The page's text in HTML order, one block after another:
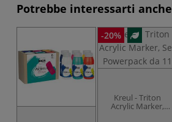
Potrebbe interessarti anche
-20%
Kreul - Triton
Acrylic Marker,